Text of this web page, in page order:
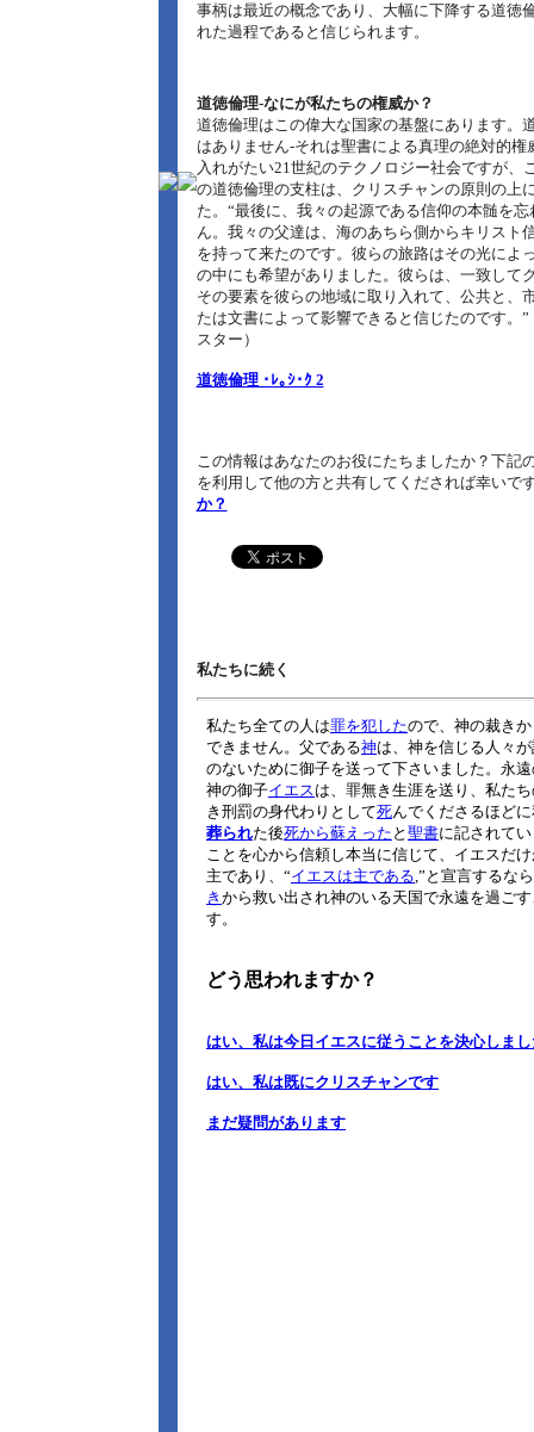
事柄は最近の概念であり、大幅に下降する道徳
れた過程であると信じられます。
道徳倫理‐なにが私たちの権威か？
道徳倫理はこの偉大な国家の基盤にあります。
はありません‐それは聖書による真理の絶対的権
入れがたい21世紀のテクノロジー社会ですが、
の道徳倫理の支柱は、クリスチャンの原則の上
た。“最後に、我々の起源である信仰の本髄を
ん。我々の父達は、海のあちら側からキリスト
を持って来たのです。彼らの旅路はその光によ
の中にも希望がありました。彼らは、一致して
その要素を彼らの地域に取り入れて、公共と、
たは文書によって影響できると信じたのです。
スター）
道徳倫理 ･ﾚ｡ｼ･ｸ 2
この情報はあなたのお役にたちましたか？下記
を利用して他の方と共有してくだされば幸いで
か？
私たちに続く